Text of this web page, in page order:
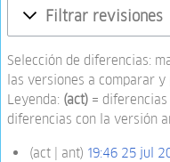
Filtrar revisiones
Selección de diferencias:
las versiones a comparar
Leyenda: (act)= diferencias
diferencias con la versión
act ant 19:46 25 jul